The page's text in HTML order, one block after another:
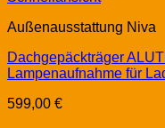
Außenausstattung Niva
Dachgepäckträger
Lampenaufnahme für
599,00 €